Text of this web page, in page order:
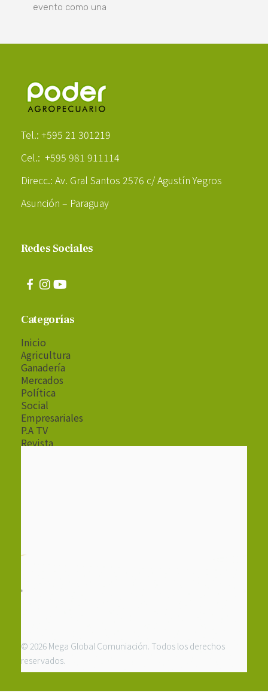
evento como una
Tel.: +595 21 301219
Cel.: +595 981 911114
Direcc.: Av. Gral Santos 2576 c/ Agustín Yegros
Asunción – Paraguay
Redes Sociales
Categorías
Inicio
Agricultura
Ganadería
Mercados
Política
Social
Empresariales
P.A TV
Revista
© 2026 Mega Global Comuniación. Todos los derechos
reservados.